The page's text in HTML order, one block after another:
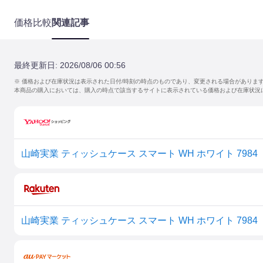
価格比較関連記事
最終更新日: 2026/08/06 00:56
※ 価格および在庫状況は表示された日付/時刻の時点のものであり、変更される場合があります
本商品の購入においては、購入の時点で該当するサイトに表示されている価格および在庫状況
山崎実業 ティッシュケース スマート WH ホワイト 7984
山崎実業 ティッシュケース スマート WH ホワイト 7984